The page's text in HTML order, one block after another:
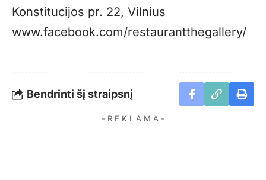
Konstitucijos pr. 22, Vilnius
www.facebook.com/restaurantthegallery/
Bendrinti šį straipsnį
- R E K L A M A -